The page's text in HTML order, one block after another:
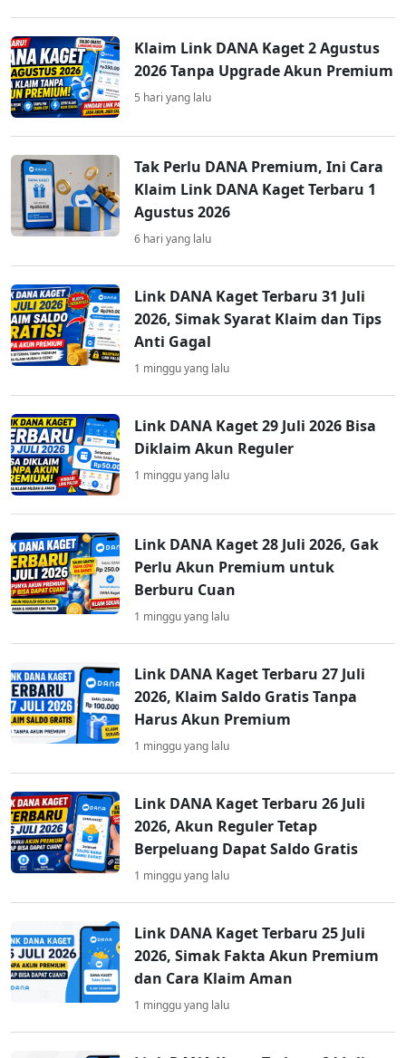
Klaim Link DANA Kaget 2 Agustus
2026 Tanpa Upgrade Akun Premium
5 hari yang lalu
Tak Perlu DANA Premium, Ini Cara
Klaim Link DANA Kaget Terbaru 1
Agustus 2026
6 hari yang lalu
Link DANA Kaget Terbaru 31 Juli
2026, Simak Syarat Klaim dan Tips
Anti Gagal
1 minggu yang lalu
Link DANA Kaget 29 Juli 2026 Bisa
Diklaim Akun Reguler
1 minggu yang lalu
Link DANA Kaget 28 Juli 2026, Gak
Perlu Akun Premium untuk
Berburu Cuan
1 minggu yang lalu
Link DANA Kaget Terbaru 27 Juli
2026, Klaim Saldo Gratis Tanpa
Harus Akun Premium
1 minggu yang lalu
Link DANA Kaget Terbaru 26 Juli
2026, Akun Reguler Tetap
Berpeluang Dapat Saldo Gratis
1 minggu yang lalu
Link DANA Kaget Terbaru 25 Juli
2026, Simak Fakta Akun Premium
dan Cara Klaim Aman
1 minggu yang lalu